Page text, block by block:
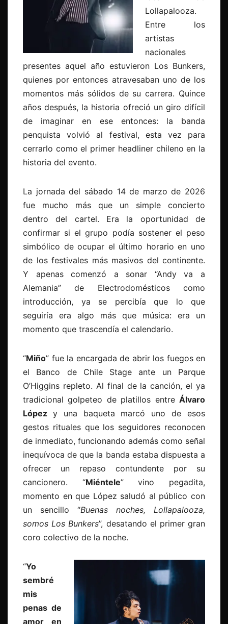
Lollapalooza.
Entre los
artistas
nacionales
presentes aquel año estuvieron Los Bunkers,
quienes por entonces atravesaban uno de los
momentos más sólidos de su carrera. Quince
años después, la historia ofreció un giro difícil
de imaginar en ese entonces: la banda
penquista volvió al festival, esta vez para
cerrarlo como el primer headliner chileno en la
historia del evento.
La jornada del sábado 14 de marzo de 2026
fue mucho más que un simple concierto
dentro del cartel. Era la oportunidad de
confirmar si el grupo podía sostener el peso
simbólico de ocupar el último horario en uno
de los festivales más masivos del continente.
Y apenas comenzó a sonar “Andy va a
Alemania” de Electrodomésticos como
introducción, ya se percibía que lo que
seguiría era algo más que música: era un
momento que trascendía el calendario.
“Miño” fue la encargada de abrir los fuegos en
el Banco de Chile Stage ante un Parque
O’Higgins repleto. Al final de la canción, el ya
tradicional golpeteo de platillos entre Álvaro
López y una baqueta marcó uno de esos
gestos rituales que los seguidores reconocen
de inmediato, funcionando además como señal
inequívoca de que la banda estaba dispuesta a
ofrecer un repaso contundente por su
cancionero. “Miéntele” vino pegadita,
momento en que López saludó al público con
un sencillo “Buenas noches, Lollapalooza,
somos Los Bunkers”, desatando el primer gran
coro colectivo de la noche.
“Yo
sembré
mis
penas de
amor en